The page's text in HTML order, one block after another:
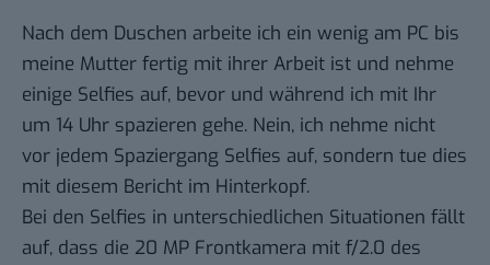
Nach dem Duschen arbeite ich ein wenig am PC bis
meine Mutter fertig mit ihrer Arbeit ist und nehme
einige Selfies auf, bevor und während ich mit Ihr
um 14 Uhr spazieren gehe. Nein, ich nehme nicht
vor jedem Spaziergang Selfies auf, sondern tue dies
mit diesem Bericht im Hinterkopf.
Bei den Selfies in unterschiedlichen Situationen fällt
auf, dass die 20 MP Frontkamera mit f/2.0 des